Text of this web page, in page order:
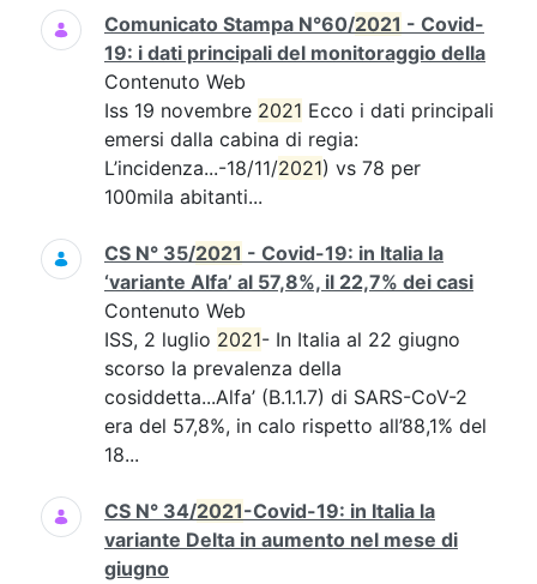
Comunicato Stampa N°60/2021 - Covid-
19: i dati principali del monitoraggio della
Contenuto Web
Iss 19 novembre 2021 Ecco i dati principali
emersi dalla cabina di regia:
L’incidenza...-18/11/2021) vs 78 per
100mila abitanti...
CS N° 35/2021 - Covid-19: in Italia la
‘variante Alfa’ al 57,8%, il 22,7% dei casi
Contenuto Web
ISS, 2 luglio 2021- In Italia al 22 giugno
scorso la prevalenza della
cosiddetta...Alfa’ (B.1.1.7) di SARS-CoV-2
era del 57,8%, in calo rispetto all’88,1% del
18...
CS N° 34/2021-Covid-19: in Italia la
variante Delta in aumento nel mese di
giugno